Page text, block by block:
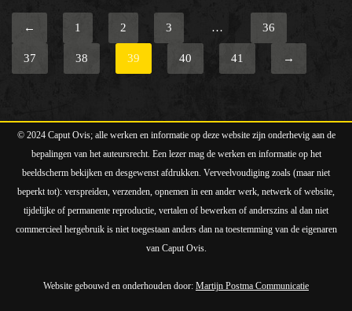
← 1 2 3 … 36
37 38 39 40 41 →
© 2024 Caput Ovis; alle werken en informatie op deze website zijn onderhevig aan de
bepalingen van het auteursrecht. Een lezer mag de werken en informatie op het
beeldscherm bekijken en desgewenst afdrukken. Verveelvoudiging zoals (maar niet
beperkt tot): verspreiden, verzenden, opnemen in een ander werk, netwerk of website,
tijdelijke of permanente reproductie, vertalen of bewerken of anderszins al dan niet
commercieel hergebruik is niet toegestaan anders dan na toestemming van de eigenaren
van Caput Ovis.
Website gebouwd en onderhouden door: Martijn Postma Communicatie